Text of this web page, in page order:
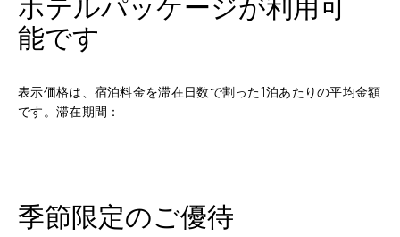
ホテルパッケージが利用可
能です
表示価格は、宿泊料金を滞在日数で割った1泊あたりの平均金額
です。滞在期間：
季節限定のご優待